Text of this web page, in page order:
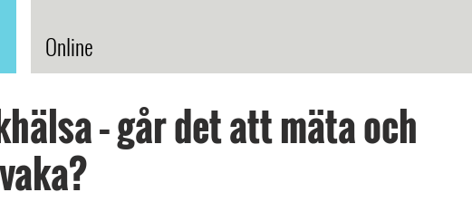
Online
– går det att mäta och